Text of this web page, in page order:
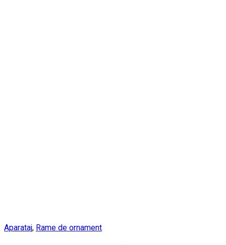
Aparataj, Rame de ornament